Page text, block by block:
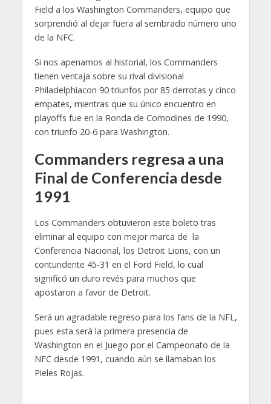
Field a los Washington Commanders, equipo que
sorprendió al dejar fuera al sembrado número uno
de la NFC.
Si nos apenamos al historial, los Commanders
tienen ventaja sobre su rival divisional
Philadelphiacon 90 triunfos por 85 derrotas y cinco
empates, mientras que su único encuentro en
playoffs fue en la Ronda de Comodines de 1990,
con triunfo 20-6 para Washington.
Commanders regresa a una
Final de Conferencia desde
1991
Los Commanders obtuvieron este boleto tras
eliminar al equipo con mejor marca de la
Conferencia Nacional, los Detroit Lions, con un
contundente 45-31 en el Ford Field, lo cual
significó un duro revés para muchos que
apostaron a favor de Detroit.
Será un agradable regreso para los fans de la NFL,
pues esta será la primera presencia de
Washington en el Juego por el Campeonato de la
NFC desde 1991, cuando aún se llamaban los
Pieles Rojas.